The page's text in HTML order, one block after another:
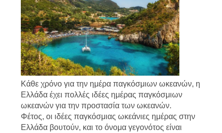
Κάθε χρόνο για την ημέρα παγκόσμιων ωκεανών, η
Ελλάδα έχει πολλές ιδέες ημέρας παγκόσμιων
ωκεανών για την προστασία των ωκεανών.
Φέτος, οι ιδέες παγκόσμιας ωκεάνιες ημέρας στην
Ελλάδα βουτούν, και το όνομα γεγονότος είναι